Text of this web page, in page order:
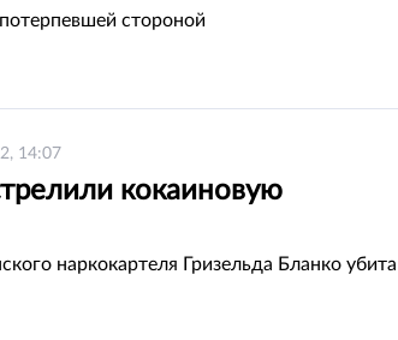
стороной
14:07
кокаиновую
наркокартеля Гризельда Бланко убита